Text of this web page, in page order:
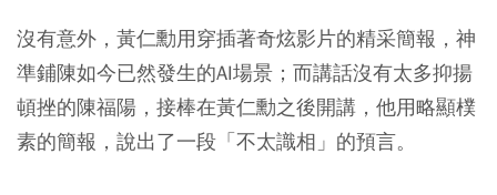
沒有意外，黃仁勳用穿插著奇炫影片的精采簡報，神
準鋪陳如今已然發生的AI場景；而講話沒有太多抑揚
頓挫的陳福陽，接棒在黃仁勳之後開講，他用略顯樸
素的簡報，說出了一段「不太識相」的預言。